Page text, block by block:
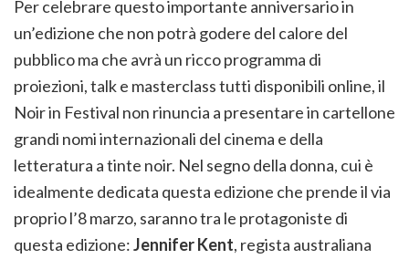
Per celebrare questo importante anniversario in
un’edizione che non potrà godere del calore del
pubblico ma che avrà un ricco programma di
proiezioni, talk e masterclass tutti disponibili online, il
Noir in Festival non rinuncia a presentare in cartellone
grandi nomi internazionali del cinema e della
letteratura a tinte noir. Nel segno della donna, cui è
idealmente dedicata questa edizione che prende il via
proprio l’8 marzo, saranno tra le protagoniste di
questa edizione:Jennifer Kent, regista australiana